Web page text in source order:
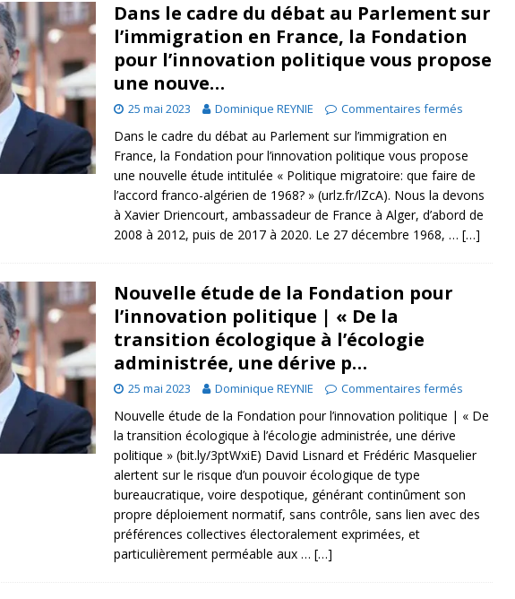
Dans le cadre du débat au Parlement sur
l’immigration en France, la Fondation
pour l’innovation politique vous propose
une nouve…
25 mai 2023 Dominique REYNIE Commentaires fermés
Dans le cadre du débat au Parlement sur l’immigration en
France, la Fondation pour l’innovation politique vous propose
une nouvelle étude intitulée « Politique migratoire: que faire de
l’accord franco-algérien de 1968? » (urlz.fr/lZcA). Nous la devons
à Xavier Driencourt, ambassadeur de France à Alger, d’abord de
2008 à 2012, puis de 2017 à 2020. Le 27 décembre 1968, … […]
Nouvelle étude de la Fondation pour
l’innovation politique | « De la
transition écologique à l’écologie
administrée, une dérive p…
25 mai 2023 Dominique REYNIE Commentaires fermés
Nouvelle étude de la Fondation pour l’innovation politique | « De
la transition écologique à l’écologie administrée, une dérive
politique » (bit.ly/3ptWxiE) David Lisnard et Frédéric Masquelier
alertent sur le risque d’un pouvoir écologique de type
bureaucratique, voire despotique, générant continûment son
propre déploiement normatif, sans contrôle, sans lien avec des
préférences collectives électoralement exprimées, et
particulièrement perméable aux … […]